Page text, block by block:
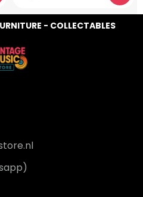
- COLLECTABLES